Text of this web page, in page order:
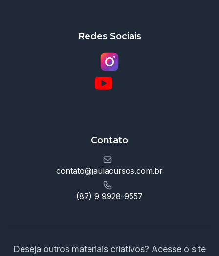
Redes Sociais
Contato
contato@jaulacursos.com.br
(87) 9 9928-9557
Deseja outros materiais criativos? Acesse o site